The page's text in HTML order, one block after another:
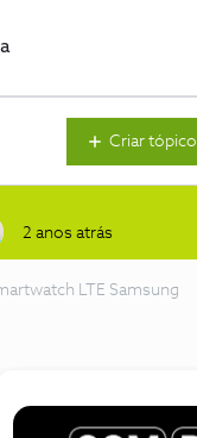
Criar tópico
2 anos atrás
LTE Samsung